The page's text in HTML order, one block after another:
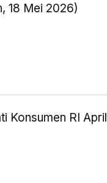
18 Mei 2026)
Konsumen RI April